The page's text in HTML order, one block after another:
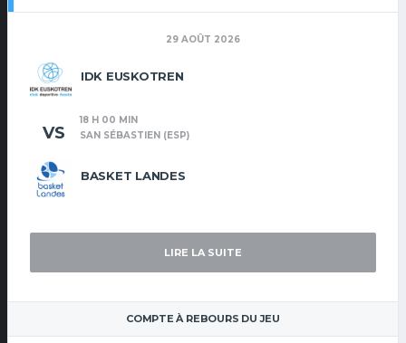
29 AOÛT 2026
IDK EUSKOTREN
BASKET LANDES
VS
18 H 00 MIN
SAN SÉBASTIEN (ESP)
LIRE LA SUITE
COMPTE À REBOURS DU JEU